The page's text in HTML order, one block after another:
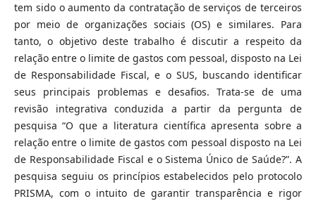
tem sido o aumento da contratação de serviços de terceiros
por meio de organizações sociais (OS) e similares. Para
tanto, o objetivo deste trabalho é discutir a respeito da
relação entre o limite de gastos com pessoal, disposto na Lei
de Responsabilidade Fiscal, e o SUS, buscando identificar
seus principais problemas e desafios. Trata-se de uma
revisão integrativa conduzida a partir da pergunta de
pesquisa “O que a literatura científica apresenta sobre a
relação entre o limite de gastos com pessoal disposto na Lei
de Responsabilidade Fiscal e o Sistema Único de Saúde?”. A
pesquisa seguiu os princípios estabelecidos pelo protocolo
PRISMA, com o intuito de garantir transparência e rigor